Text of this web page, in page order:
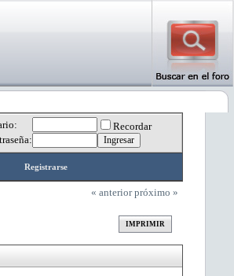
Recordar
Registrarse
« anterior próximo »
IMPRIMIR